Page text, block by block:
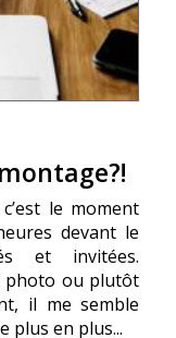
le moment
devant le
et invitées.
photo ou plutôt
il me semble
plus en plus...